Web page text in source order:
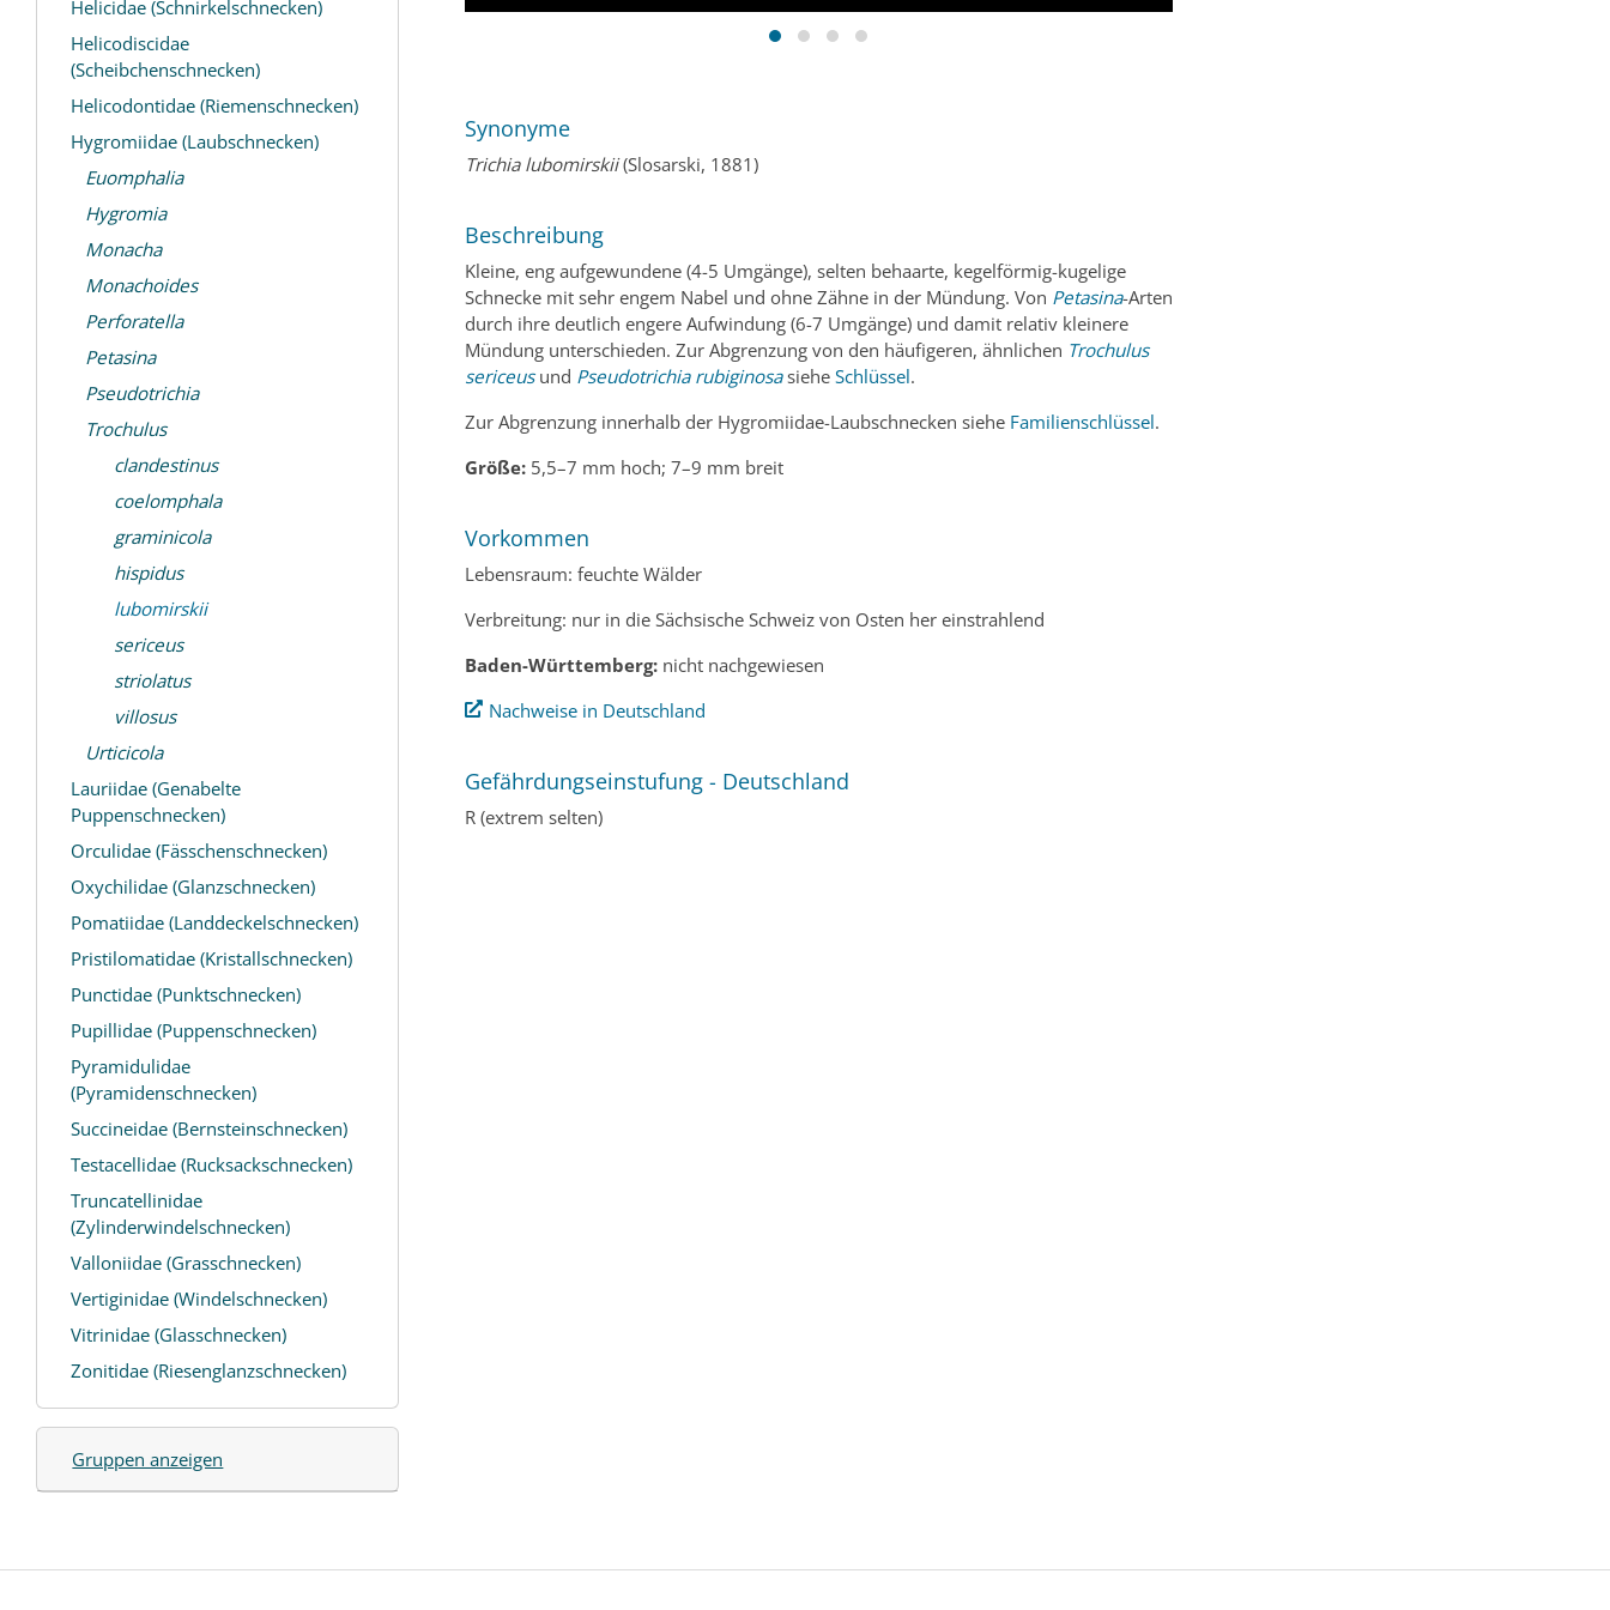
Synonyme
Trichia lubomirskii(Slosarski, 1881)
Beschreibung
Kleine, eng aufgewundene (4-5 Umgänge), selten behaarte, kegelförmig-kugelige
Schnecke mit sehr engem Nabel und ohne Zähne in der Mündung. Von Petasina-Arten
durch ihre deutlich engere Aufwindung (6-7 Umgänge) und damit relativ kleinere
Mündung unterschieden. Zur Abgrenzung von den häufigeren, ähnlichen Trochulus
sericeusund Pseudotrichia rubiginosasiehe Schlüssel.
Zur Abgrenzung innerhalb der Hygromiidae-Laubschnecken siehe Familienschlüssel.
Größe:5,5–7 mm hoch; 7–9 mm breit
Vorkommen
Lebensraum: feuchte Wälder
Verbreitung: nur in die Sächsische Schweiz von Osten her einstrahlend
Baden-Württemberg:nicht nachgewiesen
Nachweise in Deutschland
Gefährdungseinstufung - Deutschland
R (extrem selten)
Helicidae (Schnirkelschnecken)
Helicodiscidae
(Scheibchenschnecken)
Helicodontidae (Riemenschnecken)
Hygromiidae (Laubschnecken)
Euomphalia
Hygromia
Monacha
Monachoides
Perforatella
Petasina
Pseudotrichia
Trochulus
clandestinus
coelomphala
graminicola
hispidus
lubomirskii
sericeus
striolatus
villosus
Urticicola
Lauriidae (Genabelte
Puppenschnecken)
Orculidae (Fässchenschnecken)
Oxychilidae (Glanzschnecken)
Pomatiidae (Landdeckelschnecken)
Pristilomatidae (Kristallschnecken)
Punctidae (Punktschnecken)
Pupillidae (Puppenschnecken)
Pyramidulidae
(Pyramidenschnecken)
Succineidae (Bernsteinschnecken)
Testacellidae (Rucksackschnecken)
Truncatellinidae
(Zylinderwindelschnecken)
Valloniidae (Grasschnecken)
Vertiginidae (Windelschnecken)
Vitrinidae (Glasschnecken)
Zonitidae (Riesenglanzschnecken)
Gruppen anzeigen